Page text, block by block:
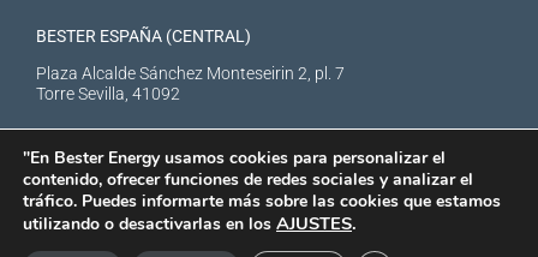
BESTER ESPAÑA (CENTRAL)
Plaza Alcalde Sánchez Monteseirin 2, pl. 7
Torre Sevilla, 41092
BESTER NEW ENERGY S.L. © Copyright2026 |Aviso Legal
"En Bester Energy usamos cookies para personalizar el
contenido, ofrecer funciones de redes sociales y analizar el
tráfico. Puedes informarte más sobre las cookies que estamos
utilizando o desactivarlas en los AJUSTES.